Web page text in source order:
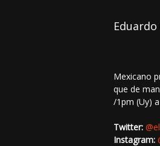
Eduardo
Mexicano
que de
/1pm (Uy)
Twitter:
Instagram: